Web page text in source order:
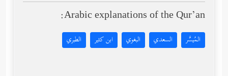
Arabic explanations of the Qur’an:
المُيسَّر السعدي البغوي ابن كثير الطبري